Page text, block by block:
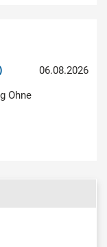
06.08.2026
Ohne